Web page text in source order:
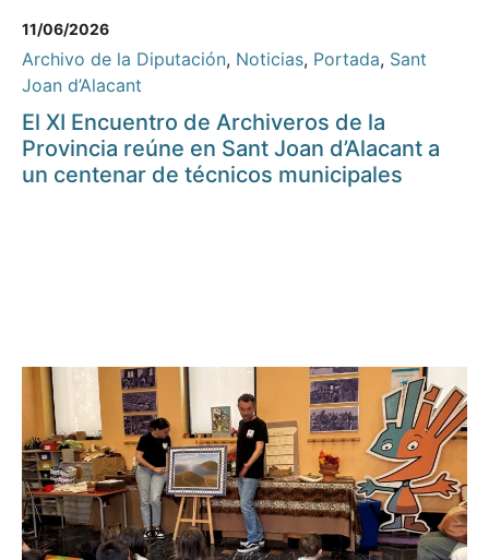
11/06/2026
Archivo de la Diputación, Noticias, Portada, Sant
Joan d’Alacant
El XI Encuentro de Archiveros de la
Provincia reúne en Sant Joan d’Alacant a
un centenar de técnicos municipales